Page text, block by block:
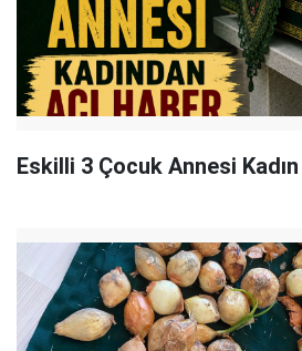
Eskilli 3 Çocuk Annesi